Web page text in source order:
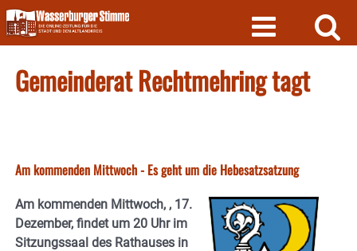
Skip
to
content
Gemeinderat Rechtmehring tagt
Am kommenden Mittwoch - Es geht um die Hebesatzsatzung
Am kommenden Mittwoch, , 17.
Dezember, findet um 20 Uhr im
Sitzungssaal des Rathauses in